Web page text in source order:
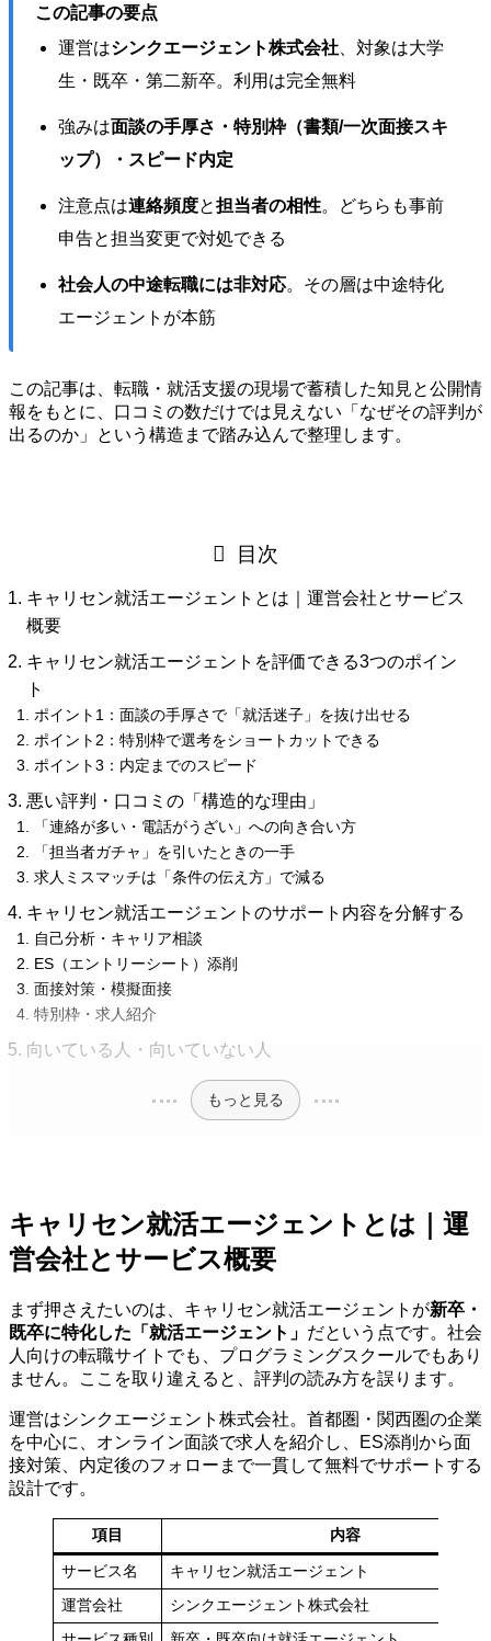
この記事の要点
運営はシンクエージェント株式会社、対象は大学
生・既卒・第二新卒。利用は完全無料
強みは面談の手厚さ・特別枠（書類/一次面接スキ
ップ）・スピード内定
注意点は連絡頻度と担当者の相性。どちらも事前
申告と担当変更で対処できる
社会人の中途転職には非対応。その層は中途特化
エージェントが本筋
この記事は、転職・就活支援の現場で蓄積した知見と公開情
報をもとに、口コミの数だけでは見えない「なぜその評判が
出るのか」という構造まで踏み込んで整理します。
目次
キャリセン就活エージェントとは｜運営会社とサービス
概要
キャリセン就活エージェントを評価できる3つのポイン
ト
ポイント1：面談の手厚さで「就活迷子」を抜け出せる
ポイント2：特別枠で選考をショートカットできる
ポイント3：内定までのスピード
悪い評判・口コミの「構造的な理由」
「連絡が多い・電話がうざい」への向き合い方
「担当者ガチャ」を引いたときの一手
求人ミスマッチは「条件の伝え方」で減る
キャリセン就活エージェントのサポート内容を分解する
自己分析・キャリア相談
ES（エントリーシート）添削
面接対策・模擬面接
特別枠・求人紹介
向いている人・向いていない人
もっと見る
キャリセン就活エージェントとは｜運
営会社とサービス概要
まず押さえたいのは、キャリセン就活エージェントが新卒・
既卒に特化した「就活エージェント」 だという点です。社会
人向けの転職サイトでも、プログラミングスクールでもあり
ません。ここを取り違えると、評判の読み方を誤ります。
運営はシンクエージェント株式会社。首都圏・関西圏の企業
を中心に、オンライン面談で求人を紹介し、ES添削から面
接対策、内定後のフォローまで一貫して無料でサポートする
設計です。
項目 内容
サービス名 キャリセン就活エージェント
運営会社 シンクエージェント株式会社